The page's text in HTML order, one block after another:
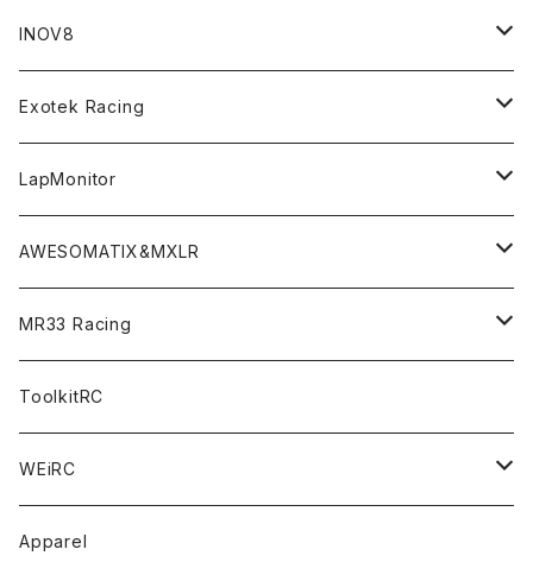
BD9 MID Conversion Kit
Option Parts For TRF420,420X
Option Parts For TA08/TA08R
TA08
TA08R
Option Parts For XRAY T4
Option Parts For YOKOMO BD9
Option Parts For YOKOMO BD8
Accessories
Discontinued Products
Accessories
CREST ESC
CREST X EVO
CRESR RS120
CREST Stocki Motor
CREST Modi Motor
Special Set（ZEROTRIBEオリジナル）
GT8 （1/8 W/B325mm,W/B360mm）
LMH （1/10 190mm）
M-Chassis（1/10 W/B210-225mm）
F1（1/10）
Liquid Mask＜リキッドマスク＞
Accessories＜バッグ/その他製品＞
Stencils＜エアブラシ用ステンシル＞
SP2＜組立キット／スペアー＆オプションパーツ＞
SP1＜組立キット／スペアー＆オプションパーツ＞
SP1-F＜組立キット／スペアー＆オプションパーツ＞
Awesomatix
A800MMX
A800R
XRAY
X4
X4F
Accessories
YOKOMO
BD12
MUGEN
INOV8
Bodyshell Accessories
Setup Tools
Pit Accessories
Radio Accessories
Option Parts
Electronics
Tire Cleaner/Additive
Exotek Racing
Bodies
F1ULTRA
RUBBER TIRES＆WHEEL
LapMonitor
Decoder
Transponder
Accessories
AWESOMATIX&MXLR
A800R（KIT＆Spare & Optional）
A12（KIT＆Spare & Optional）
MR33 Racing
Chemicals＜ケミカル＞
Shock Oil＜ショックオイル＞
Diff Oil＜デフオイル＞
Tires＜タイヤ関連＞
Additive＜グリップ剤＞
OptionParts＜オプションパーツ＞
ToolkitRC
WEiRC
Spring Steel Chassis
Apparel